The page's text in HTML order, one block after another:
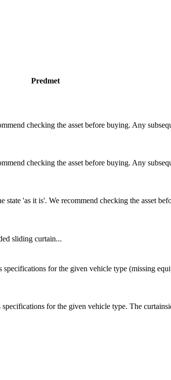
Predmet
checking the asset before buying. Any
checking the asset before buying. Any
'as it is'. We recommend checking the asset
sliding curtain...
for the given vehicle type (missing
for the given vehicle type. The